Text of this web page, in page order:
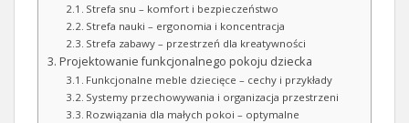
Strefa snu – komfort i bezpieczeństwo
Strefa nauki – ergonomia i koncentracja
Strefa zabawy – przestrzeń dla kreatywności
Projektowanie funkcjonalnego pokoju dziecka
Funkcjonalne meble dziecięce – cechy i przykłady
Systemy przechowywania i organizacja przestrzeni
Rozwiązania dla małych pokoi – optymalne